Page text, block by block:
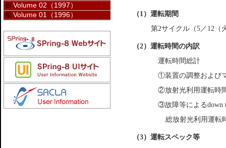
（1）運転期間
第2サイクル（5／12（
（2）運転時間の内訳
運転時間総計
①装置の調整および
②放射光利用運転時
③故障等によるdown
総放射光利用運転
（3）運転スペック等
Volume 02（1997）
Volume 01（1996）